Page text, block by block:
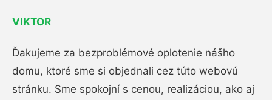
VIKTOR
Ďakujeme za bezproblémové oplotenie nášho
domu, ktoré sme si objednali cez túto webovú
stránku. Sme spokojní s cenou, realizáciou, ako aj